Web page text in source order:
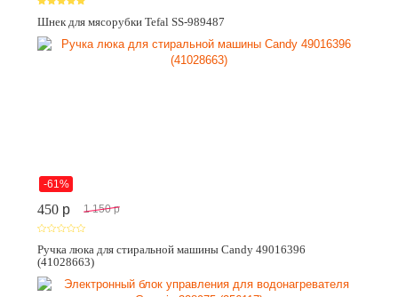
Шнек для мясорубки Tefal SS-989487
-61%
450 p 1 150 p
Ручка люка для стиральной машины Candy 49016396
(41028663)